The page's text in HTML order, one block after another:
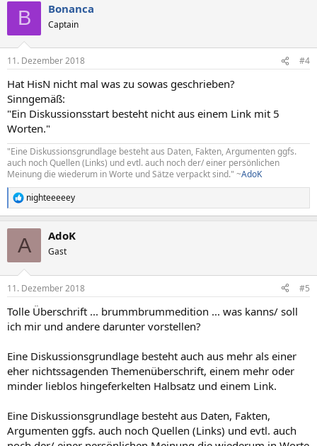
B Bonanca
Captain
11. Dezember 2018 #4
Hat HisN nicht mal was zu sowas geschrieben?
Sinngemäß:
"Ein Diskussionsstart besteht nicht aus einem Link mit 5
Worten."
"Eine Diskussionsgrundlage besteht aus Daten, Fakten, Argumenten ggfs.
auch noch Quellen (Links) und evtl. auch noch der/ einer persönlichen
Meinung die wiederum in Worte und Sätze verpackt sind." ~AdoK
R
e
e
:
nighteeeeey
A AdoK
Gast
11. Dezember 2018 #5
Tolle Überschrift ... brummbrummedition ... was kanns/ soll
ich mir und andere darunter vorstellen?
Eine Diskussionsgrundlage besteht auch aus mehr als einer
eher nichtssagenden Themenüberschrift, einem mehr oder
minder lieblos hingeferkelten Halbsatz und einem Link.
Eine Diskussionsgrundlage besteht aus Daten, Fakten,
Argumenten ggfs. auch noch Quellen (Links) und evtl. auch